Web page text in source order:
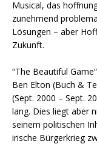
Musical, das
zunehmend
Lösungen – aber
Zukunft.
“The Beautiful
Ben Elton (Buch &
(Sept. 2000 – Sept.
lang. Dies liegt aber
seinem politischen
irische Bürgerkrieg